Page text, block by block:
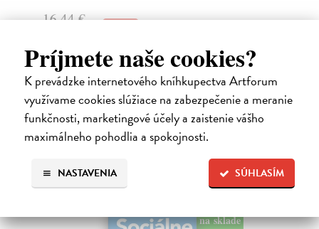
Príjmete naše cookies?
K prevádzke internetového kníhkupectva Artforum
využívame cookies slúžiace na zabezpečenie a meranie
funkčnosti, marketingové účely a zaistenie vášho
maximálneho pohodlia a spokojnosti.
SÚHLASÍM
NASTAVENIA
16,44 €
High-contrast mode
Čitatelia s podobným vkusom si
kúpili aj:
na sklade